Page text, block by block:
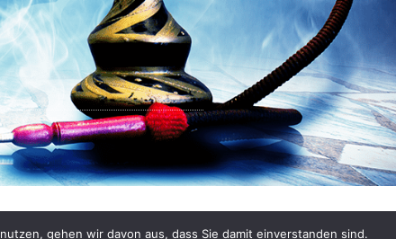
gehen wir davon aus, dass Sie damit einverstanden sind.